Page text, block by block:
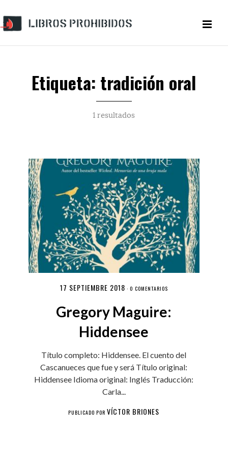
Etiqueta: tradición oral
1 resultados
17 SEPTIEMBRE 2018 · 0 COMENTARIOS
Gregory Maguire:
Hiddensee
Título completo: Hiddensee. El cuento del
Cascanueces que fue y será Título original:
Hiddensee Idioma original: Inglés Traducción:
Carla...
PUBLICADO PORVÍCTOR BRIONES